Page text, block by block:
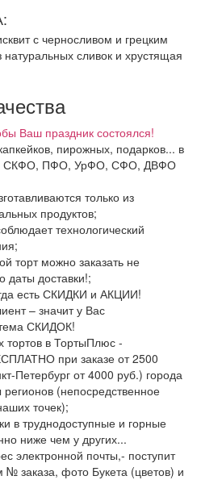
с черносливом и грецким
натуральных сливок и хрустящая
Ваш праздник состоялся!
пирожных, подарков... в
ПФО, УрФО, СФО, ДВФО
только из
продуктов;
технологический
торт можно заказать не
даты доставки!;
есть СКИДКИ и АКЦИИ!
– значит у Вас
СКИДОК!
тортов в ТортыПлюс -
при заказе от 2500
Петербург от 4000 руб.) города
(непосредственное
точек);
в труднодоступные и горные
ниже чем у других...
электронной почты,- поступит
№ заказа, фото Букета (цветов) и